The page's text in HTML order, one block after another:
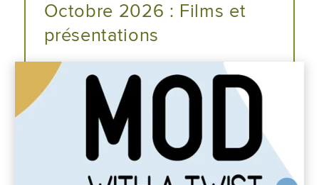
Octobre 2026 : Films et
présentations